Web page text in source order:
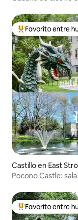
De los mejores en
Favorito entre
Castillo en East
Pocono Castle:
De los mejores en
Favorito entre